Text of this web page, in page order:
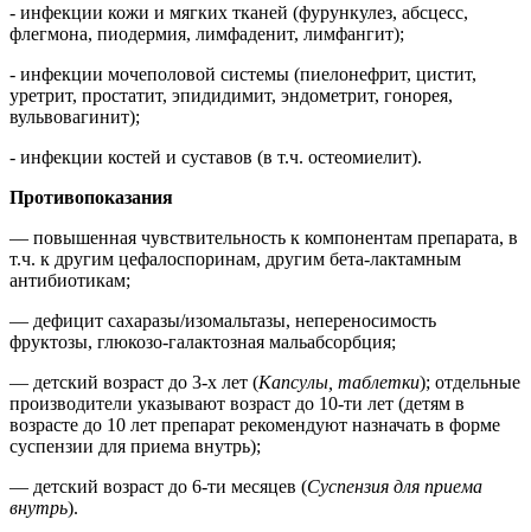
- инфекции кожи и мягких тканей (фурункулез, абсцесс,
флегмона, пиодермия, лимфаденит, лимфангит);
- инфекции мочеполовой системы (пиелонефрит, цистит,
уретрит, простатит, эпидидимит, эндометрит, гонорея,
вульвовагинит);
- инфекции костей и суставов (в т.ч. остеомиелит).
Противопоказания
— повышенная чувствительность к компонентам препарата, в
т.ч. к другим цефалоспоринам, другим бета-лактамным
антибиотикам;
— дефицит сахаразы/изомальтазы, непереносимость
фруктозы, глюкозо-галактозная мальабсорбция;
— детский возраст до 3-х лет (Капсулы, таблетки); отдельные
производители указывают возраст до 10-ти лет (детям в
возрасте до 10 лет препарат рекомендуют назначать в форме
суспензии для приема внутрь);
— детский возраст до 6-ти месяцев (Суспензия для приема
внутрь).